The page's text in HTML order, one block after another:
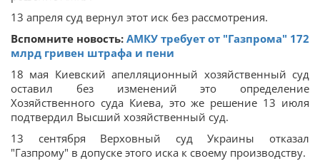
13 апреля суд вернул этот иск без рассмотрения.
Вспомните новость: АМКУ требует от "Газпрома" 172
млрд гривен штрафа и пени
18 мая Киевский апелляционный хозяйственный суд
оставил без изменений это определение
Хозяйственного суда Киева, это же решение 13 июля
подтвердил Высший хозяйственный суд.
13 сентября Верховный суд Украины отказал
"Газпрому" в допуске этого иска к своему производству.